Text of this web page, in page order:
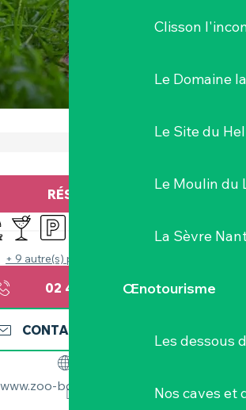
Clisson
Le Domaine
Le Site du
Le Moulin du
La Sèvre
Œnotourisme
Les dessous
Nos caves et
RÉSERVER
pique nique
Bar / Buvette
Parking
+ 9 autre(s) prestation(s)
02 40 33 70▒▒
CONTACTEZ-NOUS
www.zoo-boissiere.com